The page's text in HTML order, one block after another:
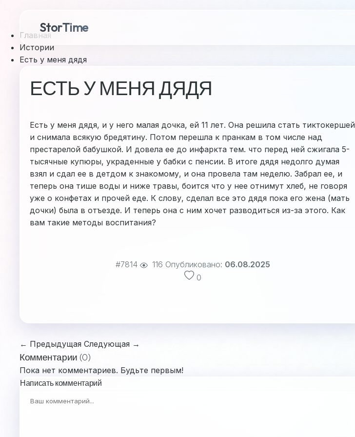
StorTime
Главная
Истории
Есть у меня дядя
ЕСТЬ У МЕНЯ ДЯДЯ
Есть у меня дядя, и у него малая дочка, ей 11 лет. Она решила стать тиктокершей
и снимала всякую бредятину. Потом перешла к пранкам в том числе над
престарелой бабушкой. И довела ее до инфаркта тем. что перед ней сжигала 5-
тысячные купюры, украденные у бабки с пенсии. В итоге дядя недолго думая
взял и сдал ее в детдом к знакомому, и она провела там неделю. Забрал ее, и
теперь она тише воды и ниже травы, боится что у нее отнимут хлеб, не говоря
уже о конфетах и прочей еде. К слову, сделал все это дядя пока его жена (мать
дочки) была в отъезде. И теперь она с ним хочет разводиться из-за этого. Как
вам такие методы воспитания?
#7814 116 Опубликовано: 06.08.2025
0
← Предыдущая Следующая →
Комментарии (0)
Пока нет комментариев. Будьте первым!
Написать комментарий